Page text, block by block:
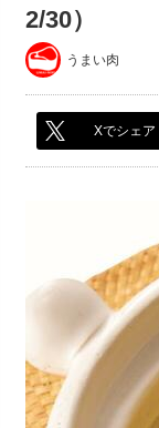
2/30）
うまい肉
Xでシェア